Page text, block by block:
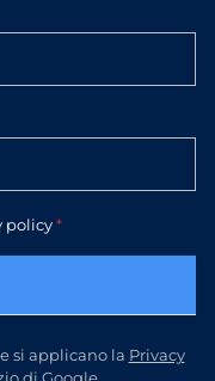
policy*
si applicano la Privacy